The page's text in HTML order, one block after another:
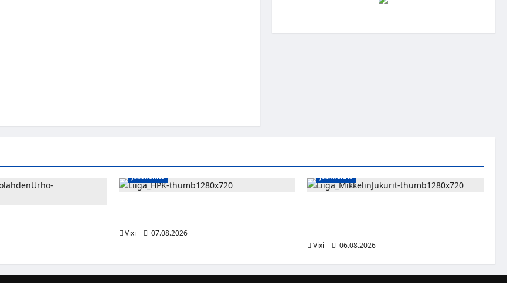
Jääkiekko
Vixi
07.08.2026
Jääkiekko
Vixi
06.08.2026